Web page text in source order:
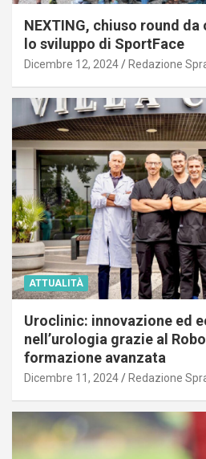
NEXTING, chiuso round
lo sviluppo di SportFace
Dicembre 12, 2024 Redazione
ATTUALITÀ
Uroclinic: innovazione ed
nell’urologia grazie al
formazione avanzata
Dicembre 11, 2024 Redazione